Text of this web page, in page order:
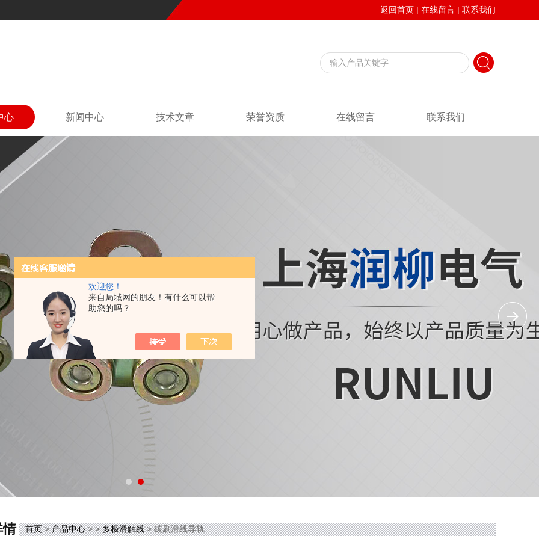
欢迎您！
来自局域网的朋友！有什么可以帮
助您的吗？
返回首页 | 在线留言 | 联系我们
心 新闻中心 技术文章 荣誉资质 在线留言 联系我们
情 首页>产品中心> >多极滑触线> 碳刷滑线导轨